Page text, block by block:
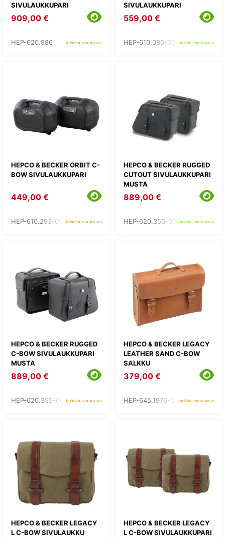
SIVULAUKKUPARI
909,00 €
HEP-620.986 tarkista saatavuus
SIVULAUKKUPARI
559,00 €
HEP-610.080-00-03tarkista saatavuus
HEPCO & BECKER ORBIT C-
BOW SIVULAUKKUPARI
449,00 €
HEP-610.293-00-01tarkista saatavuus
HEPCO & BECKER RUGGED
CUTOUT SIVULAUKKUPARI
MUSTA
889,00 €
HEP-620.350-00-01tarkista saatavuus
HEPCO & BECKER RUGGED
C-BOW SIVULAUKKUPARI
MUSTA
889,00 €
HEP-620.355-00-01tarkista saatavuus
HEPCO & BECKER LEGACY
LEATHER SAND C-BOW
SALKKU
379,00 €
HEP-645.1976-0008Atarkista saatavuus
HEPCO & BECKER LEGACY
L C-BOW SIVULAUKKU
HEPCO & BECKER LEGACY
L C-BOW SIVULAUKKUPARI